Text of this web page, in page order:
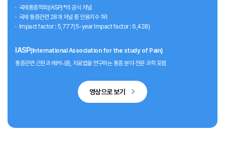
국제통증학회(IASP)*의 공식 저널
국제 통증관련 28개 저널 중 인용지수 1위
Impact factor : 5,777(5-year Impact factor : 6,428)
IASP(International Association for the study of Pain)
통증관련 근원과 매커니즘, 치료법을 연구하는 통증 분야 전문 과학 포럼
영상으로 보기